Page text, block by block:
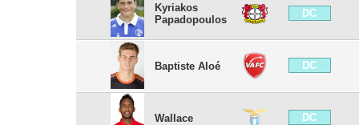
Kyriakos
Papadopoulos
DC
Baptiste Aloé DC
Wallace DC